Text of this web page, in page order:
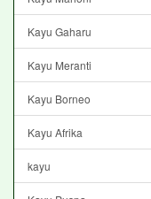
Kayu Gaharu
Kayu Meranti
Kayu Borneo
Kayu Afrika
kayu